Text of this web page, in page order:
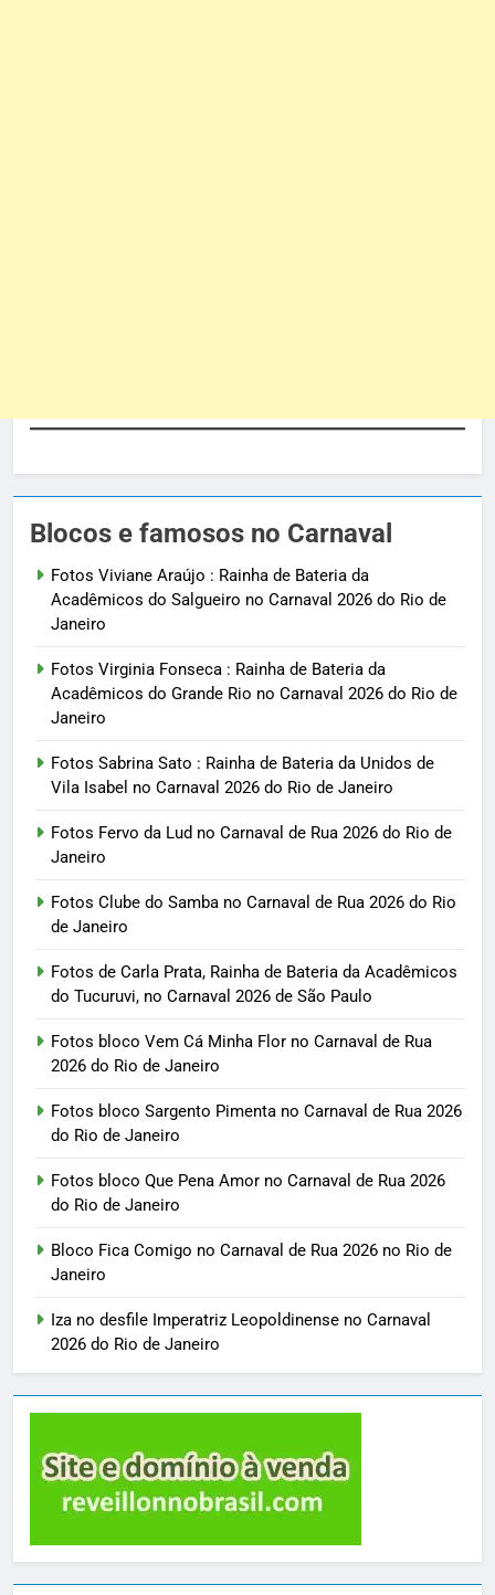
Blocos e famosos no Carnaval
Fotos Viviane Araújo : Rainha de Bateria da
Acadêmicos do Salgueiro no Carnaval 2026 do Rio de
Janeiro
Fotos Virginia Fonseca : Rainha de Bateria da
Acadêmicos do Grande Rio no Carnaval 2026 do Rio de
Janeiro
Fotos Sabrina Sato : Rainha de Bateria da Unidos de
Vila Isabel no Carnaval 2026 do Rio de Janeiro
Fotos Fervo da Lud no Carnaval de Rua 2026 do Rio de
Janeiro
Fotos Clube do Samba no Carnaval de Rua 2026 do Rio
de Janeiro
Fotos de Carla Prata, Rainha de Bateria da Acadêmicos
do Tucuruvi, no Carnaval 2026 de São Paulo
Fotos bloco Vem Cá Minha Flor no Carnaval de Rua
2026 do Rio de Janeiro
Fotos bloco Sargento Pimenta no Carnaval de Rua 2026
do Rio de Janeiro
Fotos bloco Que Pena Amor no Carnaval de Rua 2026
do Rio de Janeiro
Bloco Fica Comigo no Carnaval de Rua 2026 no Rio de
Janeiro
Iza no desfile Imperatriz Leopoldinense no Carnaval
2026 do Rio de Janeiro